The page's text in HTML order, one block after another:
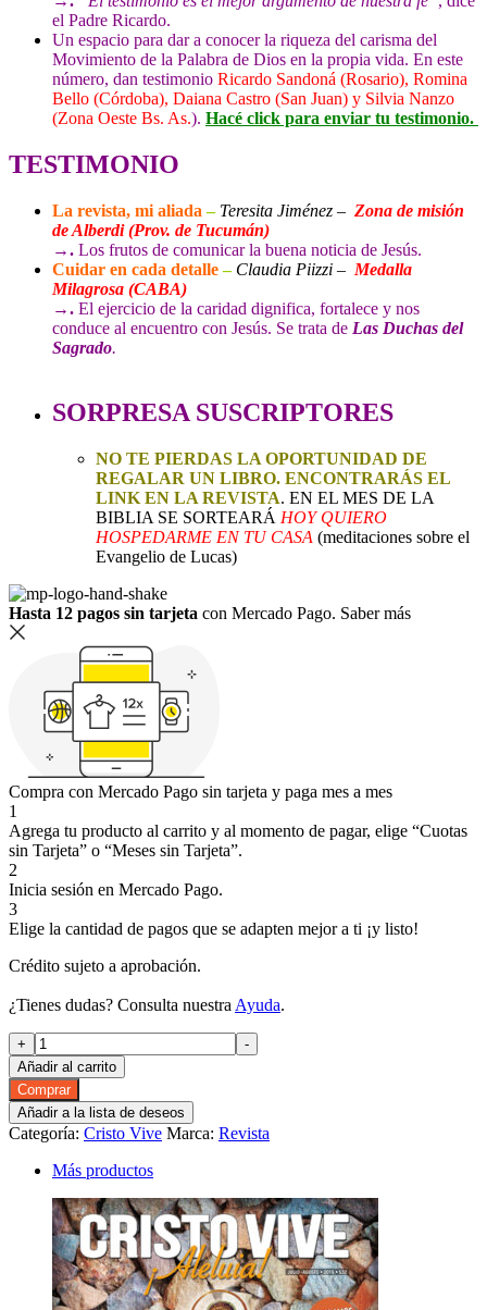
el Padre Ricardo.
Un espacio para dar a conocer la riqueza del carisma del
Movimiento de la Palabra de Dios en la propia vida. En este
número, dan testimonio Ricardo Sandoná (Rosario), Romina
Bello (Córdoba), Daiana Castro (San Juan) y Silvia Nanzo
(Zona Oeste Bs. As.). Hacé click para enviar tu testimonio.
TESTIMONIO
La revista, mi aliada –Teresita Jiménez – Zona de misión
de Alberdi (Prov. de Tucumán)
→. Los frutos de comunicar la buena noticia de Jesús.
Cuidar en cada detalle–Claudia Piizzi – Medalla
Milagrosa (CABA)
→. El ejercicio de la caridad dignifica, fortalece y nos
conduce al encuentro con Jesús. Se trata de Las Duchas del
Sagrado.
SORPRESA SUSCRIPTORES
NO TE PIERDAS LA OPORTUNIDAD DE
REGALAR UN LIBRO. ENCONTRARÁS EL
LINK EN LA REVISTA. EN EL MES DE LA
BIBLIA SE SORTEARÁ HOY QUIERO
HOSPEDARME EN TU CASA (meditaciones sobre el
Evangelio de Lucas)
Hasta 12 pagos sin tarjeta con Mercado Pago. Saber más
Compra con Mercado Pago sin tarjeta y paga mes a mes
1
Agrega tu producto al carrito y al momento de pagar, elige “Cuotas
sin Tarjeta” o “Meses sin Tarjeta”.
2
Inicia sesión en Mercado Pago.
3
Elige la cantidad de pagos que se adapten mejor a ti ¡y listo!
Crédito sujeto a aprobación.
¿Tienes dudas? Consulta nuestra Ayuda.
+ Cristo
Vive
¡Aleluia!
#257
DIGITAL
(SEP
cantidad
-
Añadir al carrito
Comprar
Añadir a la lista de deseos
Categoría: Cristo Vive Marca: Revista
Más productos